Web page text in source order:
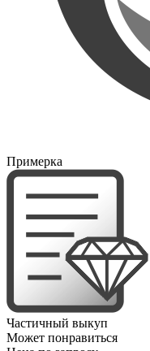
Примерка
Частичный выкуп
Может понравиться